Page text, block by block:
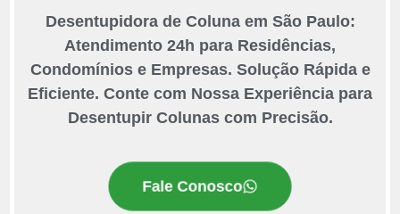
Desentupidora de Coluna em São Paulo:
Atendimento 24h para Residências,
Condomínios e Empresas. Solução Rápida e
Eficiente. Conte com Nossa Experiência para
Desentupir Colunas com Precisão.
Fale Conosco